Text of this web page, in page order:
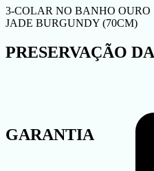
3-COLAR NO BANHO OURO
JADE BURGUNDY (70CM)
PRESERVAÇÃO
GARANTIA